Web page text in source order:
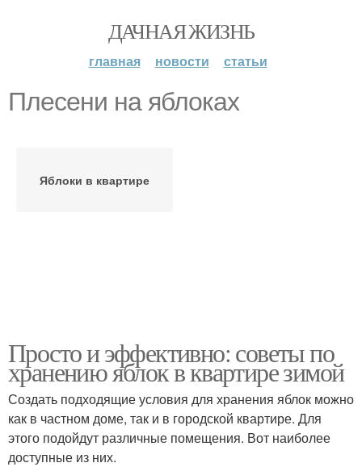
ДАЧНАЯ ЖИЗНЬ
главная новости статьи
Плесени на яблоках
Яблоки в квартире
Просто и эффективно: советы по
хранению яблок в квартире зимой
Создать подходящие условия для хранения яблок можно
как в частном доме, так и в городской квартире. Для
этого подойдут различные помещения. Вот наиболее
доступные из них.